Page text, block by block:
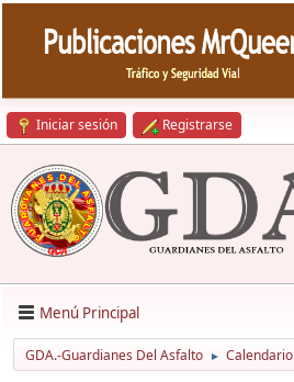
Iniciar sesión Registrarse
Menú Principal
GDA.-Guardianes Del Asfalto ► Calendario